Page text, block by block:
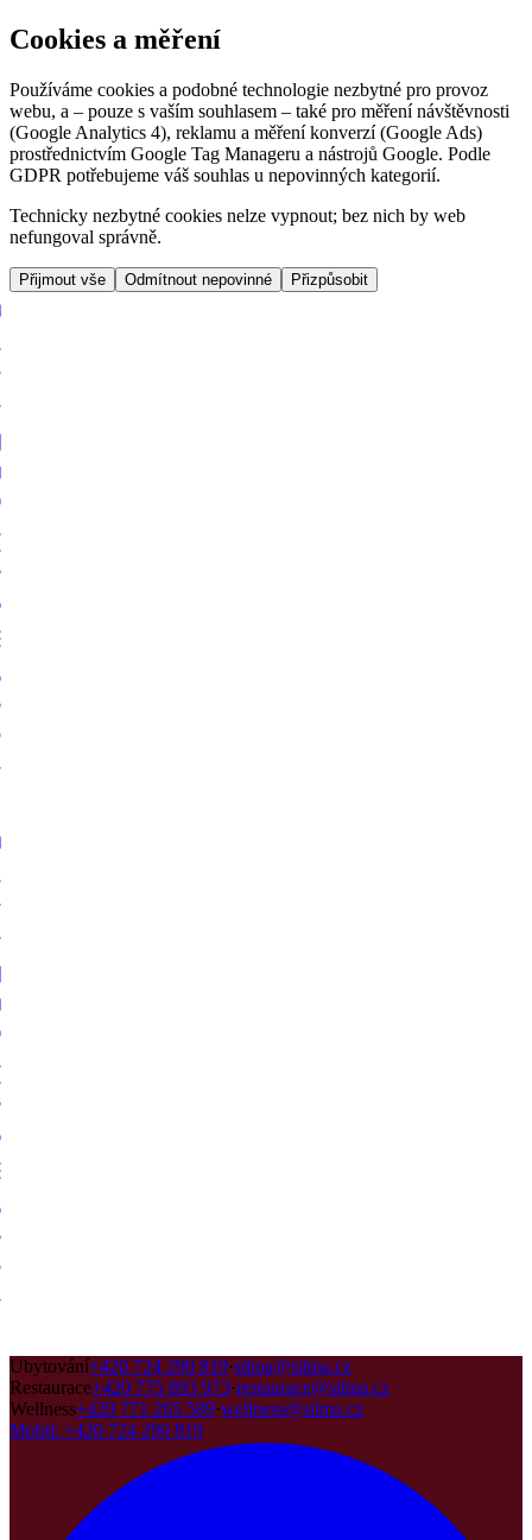
Cookies a měření
Používáme cookies a podobné technologie nezbytné pro provoz
webu, a – pouze s vaším souhlasem – také pro měření návštěvnosti
(Google Analytics 4), reklamu a měření konverzí (Google Ads)
prostřednictvím Google Tag Manageru a nástrojů Google. Podle
GDPR potřebujeme váš souhlas u nepovinných kategorií.
Technicky nezbytné cookies nelze vypnout; bez nich by web
nefungoval správně.
Přijmout vše Odmítnout nepovinné Přizpůsobit
Ubytování+420 724 290 819·silma@silma.cz
Restaurace+420 775 893 973·restaurace@silma.cz
Wellness+420 771 265 589·wellness@silma.cz
Mobil: +420 724 290 819